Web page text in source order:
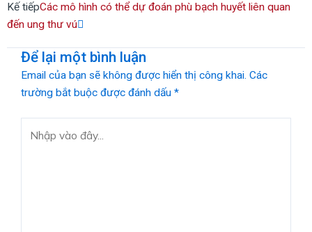
Kế tiếpCác mô hình có thể dự đoán phù bạch huyết liên quan
đến ung thư vú
Để lại một bình luận
Email của bạn sẽ không được hiển thị công khai. Các
trường bắt buộc được đánh dấu *
vào